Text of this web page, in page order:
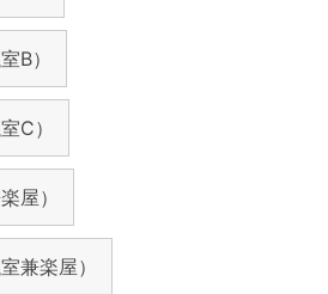
B）
C）
屋）
兼楽屋）